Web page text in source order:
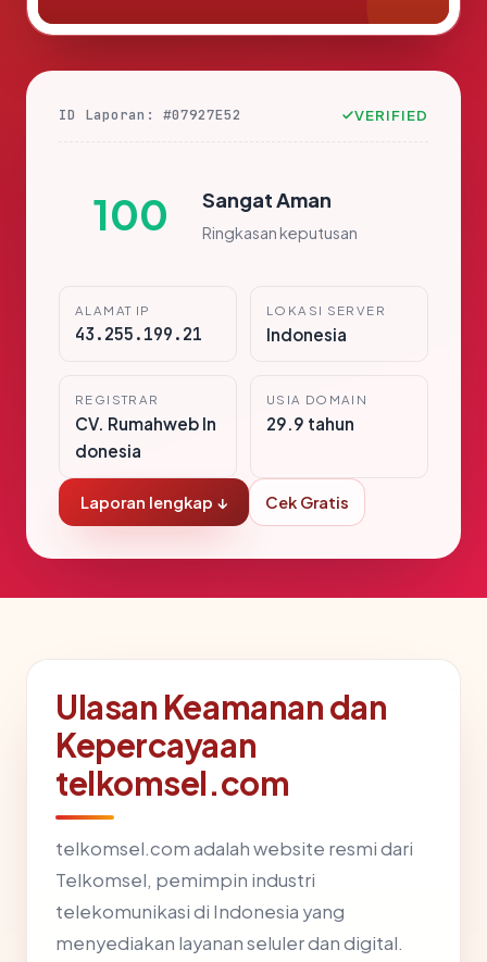
ID Laporan: #07927E52 VERIFIED
100 Sangat Aman
Ringkasan keputusan
ALAMAT IP
43.255.199.21
LOKASI SERVER
Indonesia
REGISTRAR
CV. Rumahweb In
donesia
USIA DOMAIN
29.9 tahun
Laporan lengkap ↓ Cek Gratis
Ulasan Keamanan dan
Kepercayaan
telkomsel.com
telkomsel.com adalah website resmi dari
Telkomsel, pemimpin industri
telekomunikasi di Indonesia yang
menyediakan layanan seluler dan digital.